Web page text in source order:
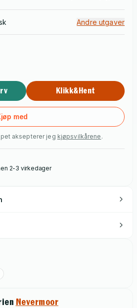
it's up to her to find a cure for the
than she ever imagined.
Andre utgaver
Klikk&Hent
med
aksepterer jeg kjøpsvilkårene .
2-3 virkedager
Nevermoor